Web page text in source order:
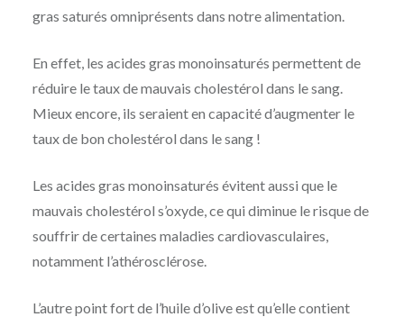
gras saturés omniprésents dans notre alimentation.
En effet, les acides gras monoinsaturés permettent de
réduire le taux de mauvais cholestérol dans le sang.
Mieux encore, ils seraient en capacité d’augmenter le
taux de bon cholestérol dans le sang !
Les acides gras monoinsaturés évitent aussi que le
mauvais cholestérol s’oxyde, ce qui diminue le risque de
souffrir de certaines maladies cardiovasculaires,
notamment l’athérosclérose.
L’autre point fort de l’huile d’olive est qu’elle contient